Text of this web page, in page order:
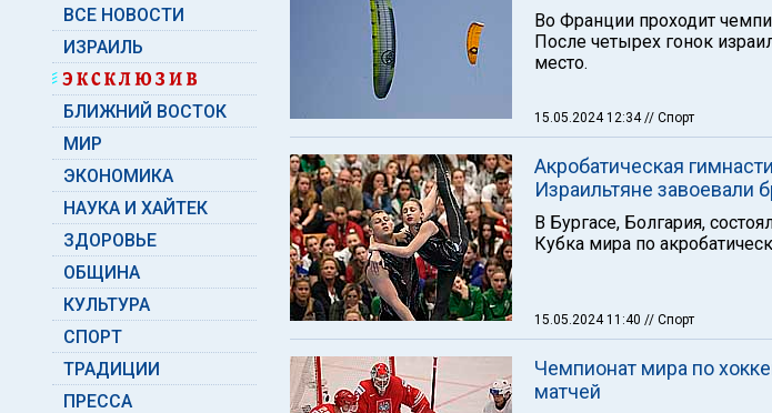
ВСЕ НОВОСТИ
ИЗРАИЛЬ
БЛИЖНИЙ ВОСТОК
МИР
ЭКОНОМИКА
НАУКА И ХАЙТЕК
ЗДОРОВЬЕ
ОБЩИНА
КУЛЬТУРА
СПОРТ
ТРАДИЦИИ
ПРЕССА
Во Франции проходит
После четырех гонок
место.
15.05.2024 12:34// Спорт
Акробатическая
Израильтяне завоевали
В Бургасе, Болгария,
Кубка мира по
15.05.2024 11:40 // Спорт
Чемпионат мира по
матчей